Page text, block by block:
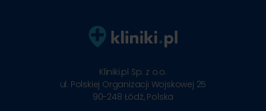
Kliniki.pl Sp. z o.o.
ul. Polskiej Organizacji Wojskowej 25
90-248 Łódź, Polska